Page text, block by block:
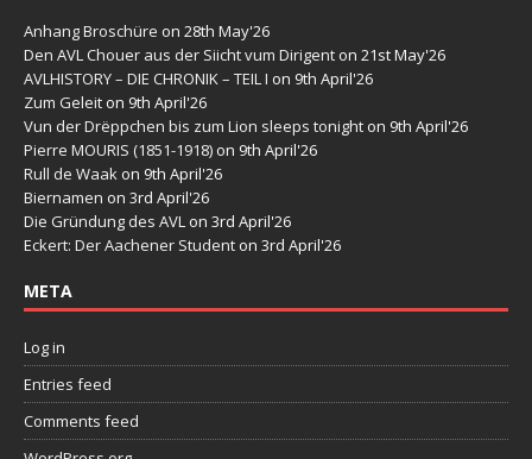
Anhang Broschüre on 28th May'26
Den AVL Chouer aus der Siicht vum Dirigent on 21st May'26
AVLHISTORY – DIE CHRONIK – TEIL I on 9th April'26
Zum Geleit on 9th April'26
Vun der Drëppchen bis zum Lion sleeps tonight on 9th April'26
Pierre MOURIS (1851-1918) on 9th April'26
Rull de Waak on 9th April'26
Biernamen on 3rd April'26
Die Gründung des AVL on 3rd April'26
Eckert: Der Aachener Student on 3rd April'26
META
Log in
Entries feed
Comments feed